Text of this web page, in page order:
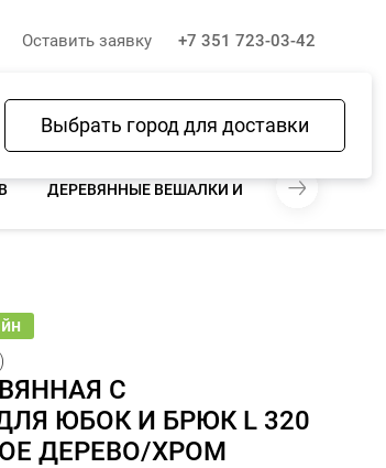
Выбрать город для доставки
Оставить заявку +7 351 723-03-42
Избранное Сравнение Корзина
ДЕРЕВЯННЫЕ ВЕШАЛКИ И ПЛЕЧИКИ
С
ЮБОК И БРЮК L 320
ДЕРЕВО/ХРОМ